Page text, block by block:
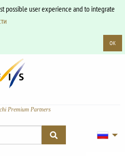
possible user experience and to integrate
OK
Premium Partners